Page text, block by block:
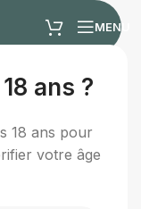
ans ?
18 ans pour
votre âge
MENU